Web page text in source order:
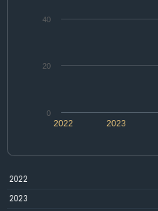
2022 2023
0
20
40
2022
2023